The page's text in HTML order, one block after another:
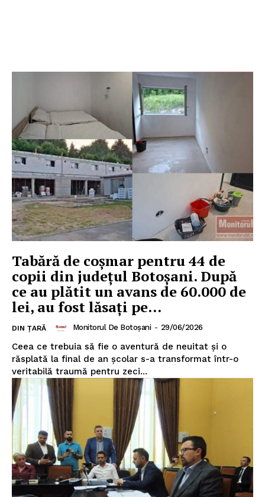
Tabără de coșmar pentru 44 de
copii din judeţul Botoșani. După
ce au plătit un avans de 60.000 de
lei, au fost lăsați pe...
DIN ȚARĂ Monitorul De Botoșani - 29/06/2026
Ceea ce trebuia să fie o aventură de neuitat și o
răsplată la final de an școlar s-a transformat într-o
veritabilă traumă pentru zeci...